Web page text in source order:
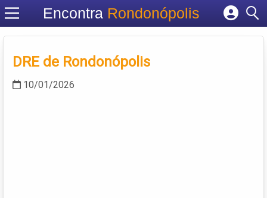
Encontra Rondonópolis
Cadastrar empresa
Criar conta
DRE de Rondonópolis
10/01/2026